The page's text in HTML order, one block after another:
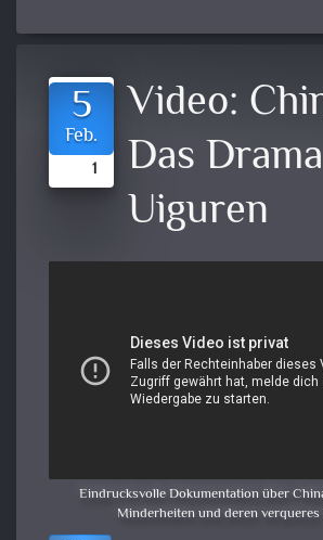
5
Feb.
1
Video:
Das
Uiguren
Eindrucksvolle Dokumentation über
Minderheiten und deren verqueres